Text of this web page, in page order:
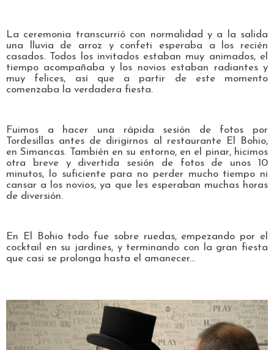
La ceremonia transcurrió con normalidad y a la salida
una lluvia de arroz y confeti esperaba a los recién
casados. Todos los invitados estaban muy animados, el
tiempo acompañaba y los novios estaban radiantes y
muy felices, así que a partir de este momento
comenzaba la verdadera fiesta.
Fuimos a hacer una rápida sesión de fotos por
Tordesillas antes de dirigirnos al restaurante El Bohio,
en Simancas. También en su entorno, en el pinar, hicimos
otra breve y divertida sesión de fotos de unos 10
minutos, lo suficiente para no perder mucho tiempo ni
cansar a los novios, ya que les esperaban muchas horas
de diversión.
En El Bohio todo fue sobre ruedas, empezando por el
cocktail en su jardines, y terminando con la gran fiesta
que casi se prolonga hasta el amanecer...